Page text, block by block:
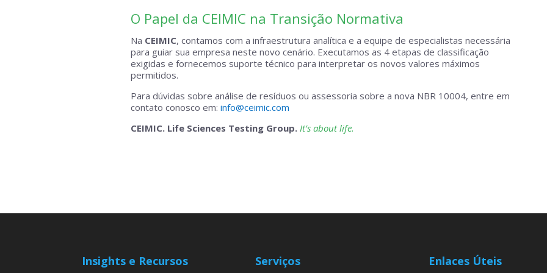
O Papel da CEIMIC na Transição Normativa
Na CEIMIC, contamos com a infraestrutura analítica e a equipe de especialistas necessária
para guiar sua empresa neste novo cenário. Executamos as 4 etapas de classificação
exigidas e fornecemos suporte técnico para interpretar os novos valores máximos
permitidos.
Para dúvidas sobre análise de resíduos ou assessoria sobre a nova NBR 10004, entre em
contato conosco em: info@ceimic.com
CEIMIC. Life Sciences Testing Group. It’s about life.
Insights e Recursos Serviços Enlaces Úteis